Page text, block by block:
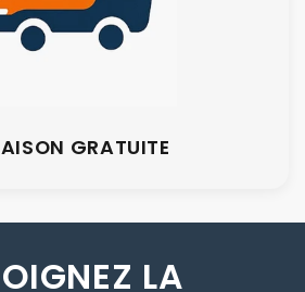
GRATUITE
LA